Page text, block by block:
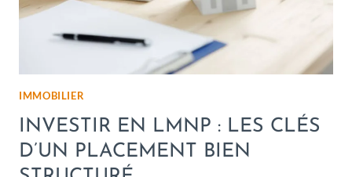
IMMOBILIER
INVESTIR EN LMNP : LES CLÉS
D’UN PLACEMENT BIEN